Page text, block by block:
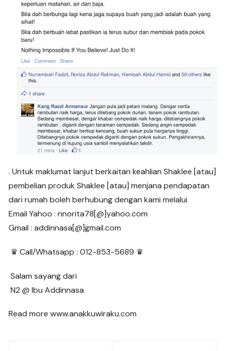
. Untuk maklumat lanjut berkaitan keahlian Shaklee [atau]
pembelian produk Shaklee [atau] menjana pendapatan
dari rumah boleh berhubung dengan kami melalui
Email Yahoo : nnorita78[@]yahoo.com
Gmail : addinnasa[@]gmail.com
♛ Call/Whatsapp : 012-853-5689 ♛
Salam sayang dari
N2 @ Ibu Addinnasa
Read more www.anakkuwiraku.com